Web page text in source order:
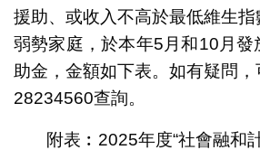
援助、或收入不高於最低維生
弱勢家庭，於本年5月和10月發
助金，金額如下表。如有疑問
28234560查詢。
附表︰2025年度“社會融和